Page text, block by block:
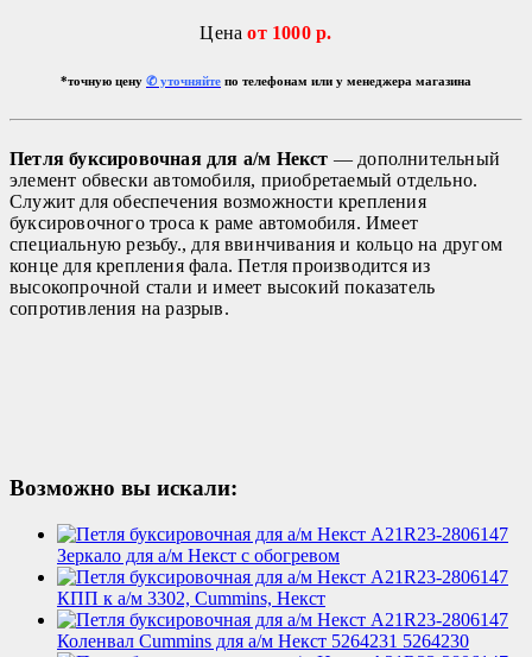
Ценаот 1000 р.
*точную цену ✆ уточняйте по телефонам или у менеджера магазина
Петля буксировочная для а/м Некст — дополнительный
элемент обвески автомобиля, приобретаемый отдельно.
Служит для обеспечения возможности крепления
буксировочного троса к раме автомобиля. Имеет
специальную резьбу., для ввинчивания и кольцо на другом
конце для крепления фала. Петля производится из
высокопрочной стали и имеет высокий показатель
сопротивления на разрыв.
Возможно вы искали:
Зеркало для а/м Некст с обогревом
КПП к а/м 3302, Cummins, Некст
Коленвал Cummins для а/м Некст 5264231 5264230